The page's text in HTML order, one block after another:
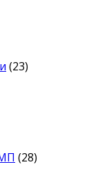
(23)
(28)